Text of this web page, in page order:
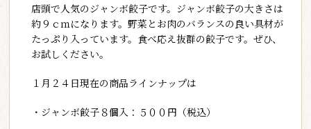
店頭で人気のジャンボ餃子です。ジャンボ餃子の大きさは
約９ｃｍになります。野菜とお肉のバランスの良い具材が
たっぷり入っています。食べ応え抜群の餃子です。ぜひ、
お試しください。
１月２４日現在の商品ラインナップは
・ジャンボ餃子８個入：５００円（税込）